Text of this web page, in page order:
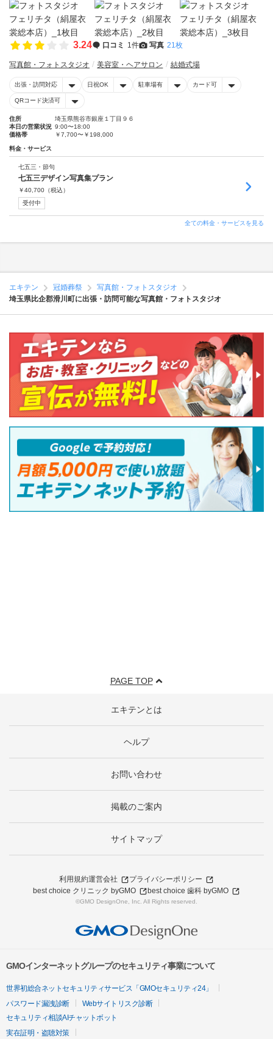
3.24 口コミ 1件 写真 21枚
写真館・フォトスタジオ 美容室・ヘアサロン 結婚式場
出張・訪問対応 日祝OK 駐車場有 カード可
QRコード決済可
住所
埼玉県熊谷市銀座１丁目９６
本日の営業状況 9:00〜18:00
価格帯
￥7,700〜￥198,000
料金・サービス
七五三・節句
七五三デザイン写真集プラン
￥40,700 （税込）
受付中
全ての料金・サービスを見る
エキテン 冠婚葬祭
写真館・フォトスタジオ
埼玉県比企郡滑川町に出張・訪問可能な写真館・フォトスタジオ
PAGE TOP
エキテンとは
ヘルプ
お問い合わせ
掲載のご案内
サイトマップ
利用規約運営会社
プライバシーポリシー
best choice クリニック byGMO
best choice 歯科 byGMO
©GMO DesignOne, Inc. All Rights reserved.
GMOインターネットグループのセキュリティ事業について
世界初総合ネットセキュリティサービス「GMOセキュリティ24」
パスワード漏洩診断
Webサイトリスク診断
セキュリティ相談AIチャットボット
実在証明・盗聴対策